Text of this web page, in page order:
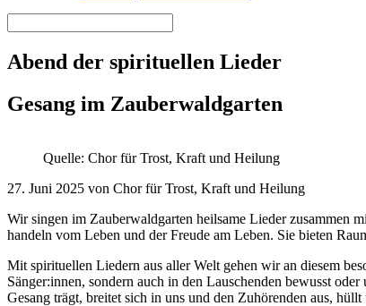
Abend der spirituellen Lieder
Gesang im Zauberwaldgarten
Quelle: Chor für Trost, Kraft und Heilung
27. Juni 2025 von Chor für Trost, Kraft und Heilung
Wir singen im Zauberwaldgarten heilsame Lieder zusammen
handeln vom Leben und der Freude am Leben. Sie bieten
Mit spirituellen Liedern aus aller Welt gehen wir an diesem
Sänger:innen, sondern auch in den Lauschenden bewusst
Gesang trägt, breitet sich in uns und den Zuhörenden aus,